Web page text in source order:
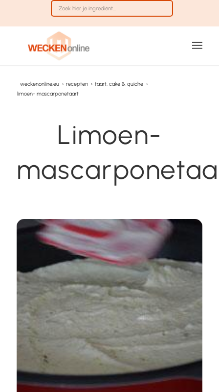
weckenonline.eu › recepten › taart, cake & quiche ›
limoen- mascarponetaart
Limoen-